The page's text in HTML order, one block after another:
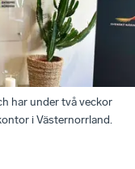
har under två veckor
i Västernorrland.